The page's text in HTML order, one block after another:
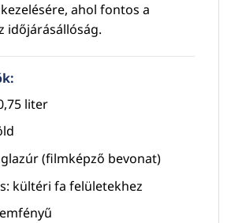
ahol fontos a
időjárásállóság.
liter
(filmképző bevonat)
kültéri fa felületekhez